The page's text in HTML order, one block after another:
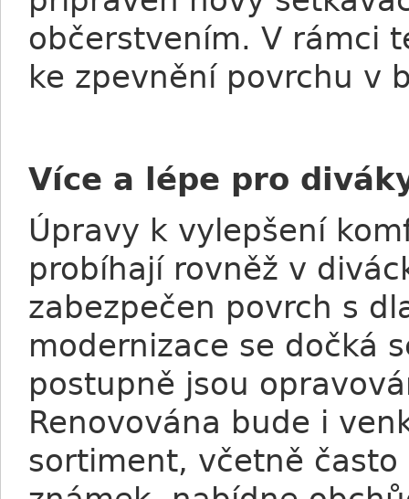
občerstvením. V rámci
ke zpevnění povrchu v
Více a lépe pro
Úpravy k vylepšení
probíhají rovněž v
zabezpečen povrch s
modernizace se dočká
postupně jsou
Renovována bude i
sortiment, včetně